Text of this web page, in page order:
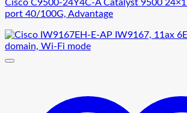
Cisco C9500-24Y4C-A Catalyst 9500
port 40/100G, Advantage